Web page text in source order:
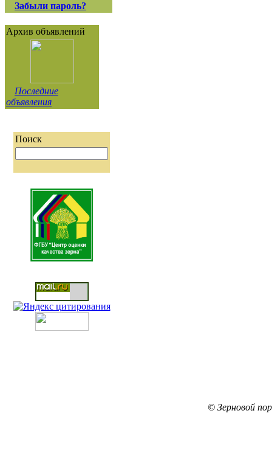
Забыли пароль?
Архив объявлений
Последние
объявления
Поиск
© Зерновой